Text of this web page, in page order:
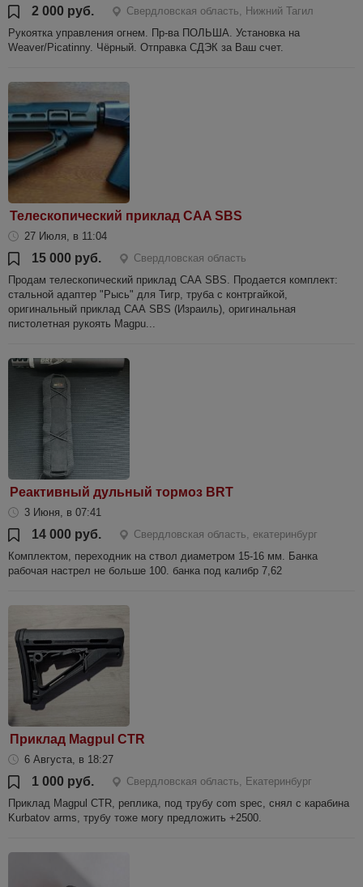
2 000 руб.
Свердловская область, Нижний Тагил
Рукоятка управления огнем. Пр-ва ПОЛЬША. Установка на
Weaver/Picatinny. Чёрный. Отправка СДЭК за Ваш счет.
Телескопический приклад CAA SBS
27 Июля, в 11:04
15 000 руб.
Свердловская область
Продам телескопический приклад САА SBS. Продается комплект:
стальной адаптер "Рысь" для Тигр, труба с контргайкой,
оригинальный приклад САА SBS (Израиль), оригинальная
пистолетная рукоять Magpu...
Реактивный дульный тормоз BRT
3 Июня, в 07:41
14 000 руб.
Свердловская область, екатеринбург
Комплектом, переходник на ствол диаметром 15-16 мм. Банка
рабочая настрел не больше 100. банка под калибр 7,62
Приклад Magpul CTR
6 Августа, в 18:27
1 000 руб.
Свердловская область, Екатеринбург
Приклад Magpul CTR, реплика, под трубу com spec, снял с карабина
Kurbatov arms, трубу тоже могу предложить +2500.